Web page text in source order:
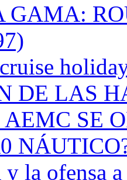
GAMA:
DE LAS
AEMC SE
la ofensa a